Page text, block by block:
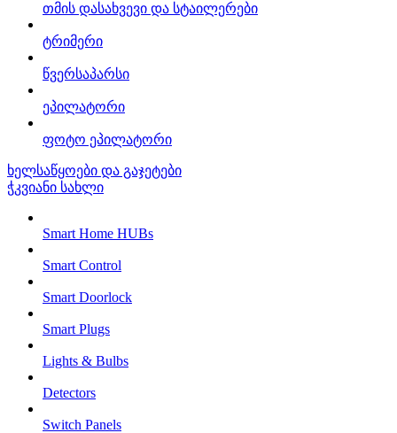
თმის დასახვევი და სტაილერები
ტრიმერი
წვერსაპარსი
ეპილატორი
ფოტო ეპილატორი
ხელსაწყოები და გაჯეტები
ჭკვიანი სახლი
Smart Home HUBs
Smart Control
Smart Doorlock
Smart Plugs
Lights & Bulbs
Detectors
Switch Panels